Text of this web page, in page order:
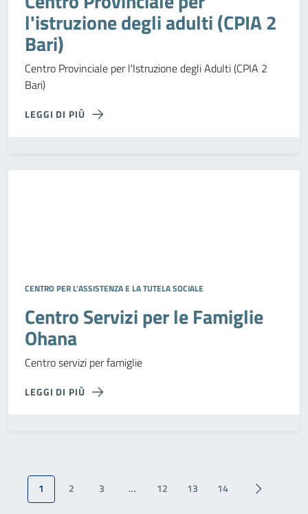
l'istruzione degli adulti (CPIA 2
Bari)
Centro Provinciale per l'Istruzione degli Adulti (CPIA 2
Bari)
LEGGI DI PIÙ
CENTRO PER L'ASSISTENZA E LA TUTELA SOCIALE
Centro Servizi per le Famiglie
Ohana
Centro servizi per famiglie
LEGGI DI PIÙ
1 2 3 … 12 13 14